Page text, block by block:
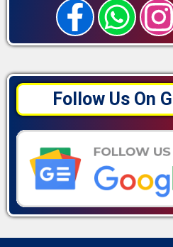
Follow Us On